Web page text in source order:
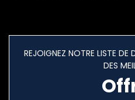
REJOIGNEZ NOTRE LISTE DE
DES